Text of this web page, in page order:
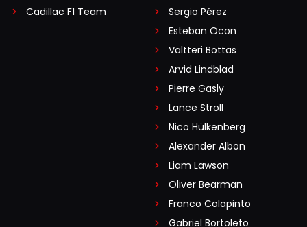
Cadillac F1 Team
Sergio Pérez
Esteban Ocon
Valtteri Bottas
Arvid Lindblad
Pierre Gasly
Lance Stroll
Nico Hülkenberg
Alexander Albon
Liam Lawson
Oliver Bearman
Franco Colapinto
Gabriel Bortoleto